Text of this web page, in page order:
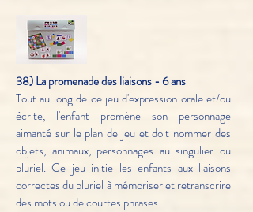
38) La promenade des liaisons - 6 ans
Tout au long de ce jeu d'expression orale et/ou
écrite, l'enfant promène son personnage
aimanté sur le plan de jeu et doit nommer des
objets, animaux, personnages au singulier ou
pluriel. Ce jeu initie les enfants aux liaisons
correctes du pluriel à mémoriser et retranscrire
des mots ou de courtes phrases.